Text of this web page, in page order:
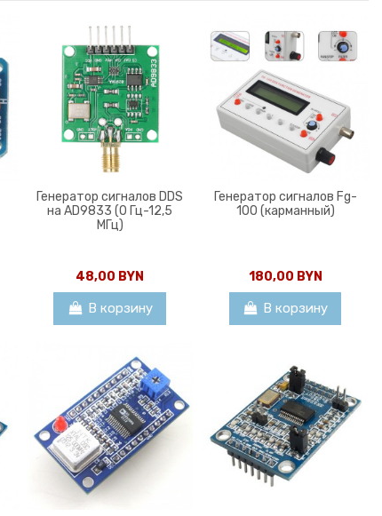
Генератор сигналов DDS
на AD9833 (0 Гц-12,5
МГц)
48,00 BYN
В корзину
Генератор сигналов Fg-
100 (карманный)
180,00 BYN
В корзину